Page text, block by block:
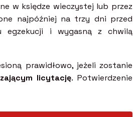
w księdze wieczystej lub przez
najpóźniej na trzy dni przed
egzekucji i wygasną z chwilą
prawidłowo, jeżeli zostanie
licytację. Potwierdzenie